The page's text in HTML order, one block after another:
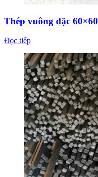
Thép vuông đặc 60×60
Đọc tiếp